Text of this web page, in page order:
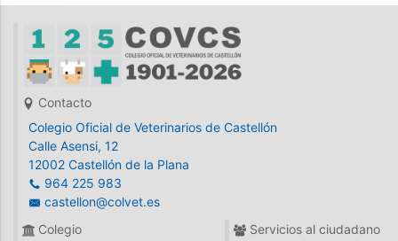
Contacto
Colegio Oficial de Veterinarios de Castellón
Calle Asensi, 12
12002 Castellón de la Plana
964 225 983
castellon@colvet.es
Colegio
Servicios al ciudadano